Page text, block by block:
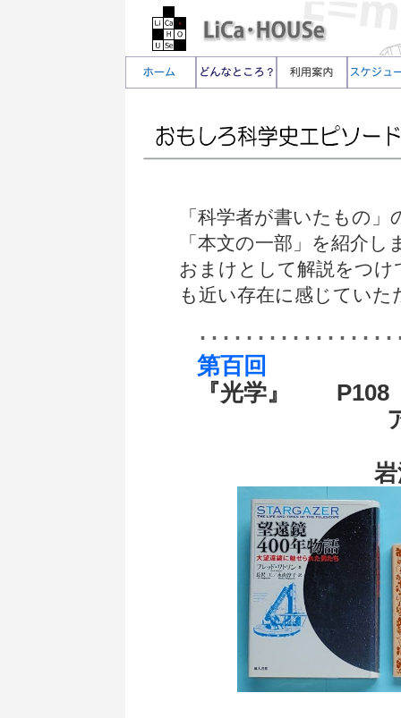
「科学者が書いたもの
「本文の一部」を紹介し
おまけとして解説をつ
も近い存在に感じてい
････････････････
第百回
『光学』 P108
岩